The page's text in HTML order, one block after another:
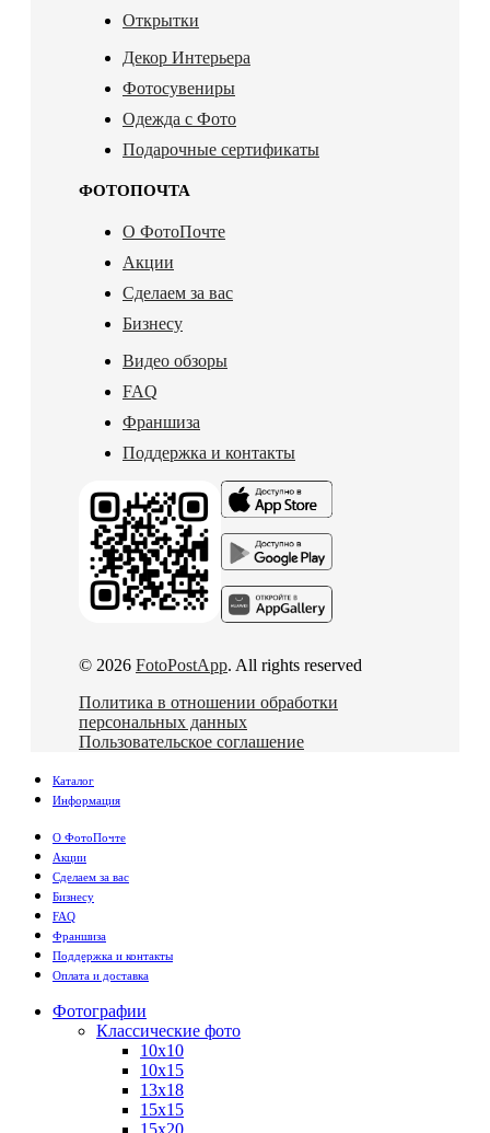
Открытки
Декор Интерьера
Фотосувениры
Одежда с Фото
Подарочные сертификаты
ФОТОПОЧТА
О ФотоПочте
Акции
Сделаем за вас
Бизнесу
Видео обзоры
FAQ
Франшиза
Поддержка и контакты
© 2026 FotoPostApp. All rights reserved
Политика в отношении обработки
персональных данных
Пользовательское соглашение
Каталог
Информация
О ФотоПочте
Акции
Сделаем за вас
Бизнесу
FAQ
Франшиза
Поддержка и контакты
Оплата и доставка
Фотографии
Классические фото
10х10
10х15
13х18
15х15
15х20